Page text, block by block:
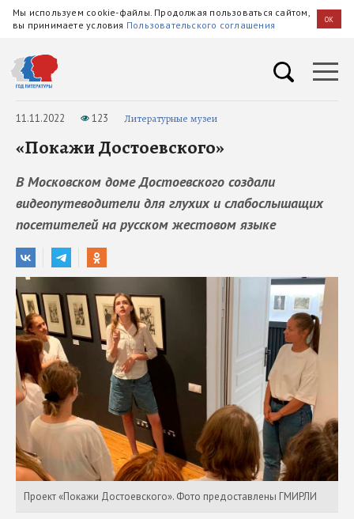
Мы используем cookie-файлы. Продолжая пользоваться сайтом,
вы принимаете условия Пользовательского соглашения OK
11.11.2022 123 Литературные музеи
«Покажи Достоевского»
В Московском доме Достоевского создали
видеопутеводители для глухих и слабослышащих
посетителей на русском жестовом языке
Проект «Покажи Достоевского». Фото предоставлены ГМИРЛИ